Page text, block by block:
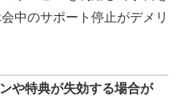
中のサポート停止がデメリ
や特典が失効する場合が